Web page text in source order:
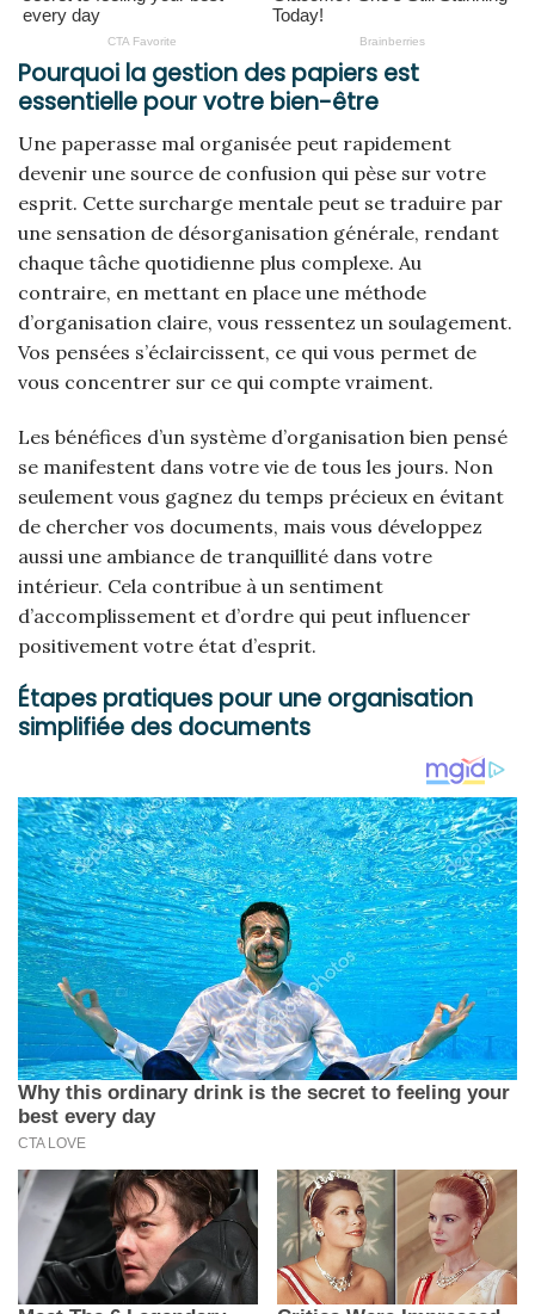
Pourquoi la gestion des papiers est
essentielle pour votre bien-être
Une paperasse mal organisée peut rapidement
devenir une source de confusion qui pèse sur votre
esprit. Cette surcharge mentale peut se traduire par
une sensation de désorganisation générale, rendant
chaque tâche quotidienne plus complexe. Au
contraire, en mettant en place une méthode
d’organisation claire, vous ressentez un soulagement.
Vos pensées s’éclaircissent, ce qui vous permet de
vous concentrer sur ce qui compte vraiment.
Les bénéfices d’un système d’organisation bien pensé
se manifestent dans votre vie de tous les jours. Non
seulement vous gagnez du temps précieux en évitant
de chercher vos documents, mais vous développez
aussi une ambiance de tranquillité dans votre
intérieur. Cela contribue à un sentiment
d’accomplissement et d’ordre qui peut influencer
positivement votre état d’esprit.
Étapes pratiques pour une organisation
simplifiée des documents